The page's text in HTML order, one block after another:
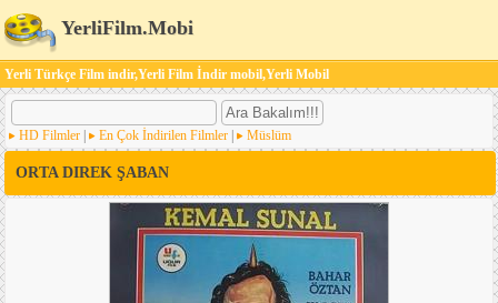
YerliFilm.Mobi
Yerli Türkçe Film indir,Yerli Film İndir mobil,Yerli Mobil
HD Filmler En Çok İndirilen Filmler Müslüm
ORTA DIREK ŞABAN